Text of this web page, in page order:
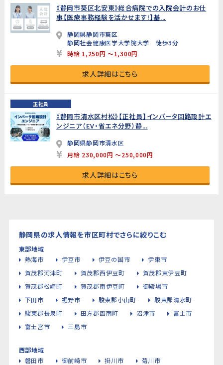
《静岡市葵区北安東》総合病院での入院会計のお仕
事【医療事務経験を活かせます!】基...
静岡県静岡市葵区
静岡社会健康医学大学院大学 徒歩3分
時給 1,250円 ～1,300円
求人詳細はこちら
正社員
《静岡市清水区村松》【正社員】インバータ回路設計エ
ンジニア（EV・省エネ分野）静...
静岡県静岡市清水区
月給 230,000円 ～250,000円
求人詳細はこちら
静岡県の求人情報を市区町村でさらに絞りこむ
東部地域
熱海市
伊豆市 伊豆の国市
伊東市
賀茂郡河津町
賀茂郡西伊豆町
賀茂郡東伊豆町
賀茂郡松崎町
賀茂郡南伊豆町
御殿場市
下田市
裾野市 駿東郡小山町
駿東郡清水町
駿東郡長泉町
田方郡函南町 沼津市
富士市
富士宮市
三島市
西部地域
磐田市
御前崎市 掛川市
菊川市